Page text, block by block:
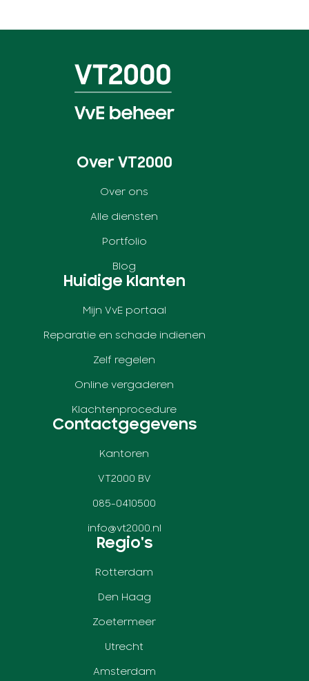
Over VT2000
Over ons
Alle diensten
Portfolio
Blog
Huidige klanten
Mijn VvE portaal
Reparatie en schade indienen
Zelf regelen
Online vergaderen
Klachtenprocedure
Contactgegevens
Kantoren
VT2000 BV
085-0410500
info@vt2000.nl
Regio's
Rotterdam
Den Haag
Zoetermeer
Utrecht
Amsterdam